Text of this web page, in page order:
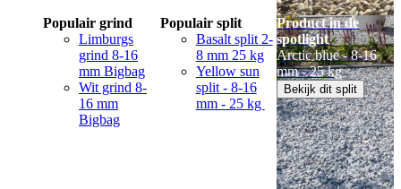
Populair grind
Limburgs
grind 8-16
mm Bigbag
Wit grind 8-
16 mm
Bigbag
Populair split
Basalt split 2-
8 mm 25 kg
Yellow sun
split - 8-16
mm - 25 kg
Product in de
spotlight
Arctic blue - 8-16
mm - 25 kg
Bekijk dit split